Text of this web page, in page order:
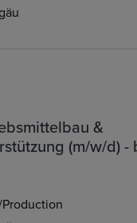
&
(m/w/d) -